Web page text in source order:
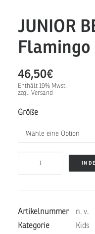
JUNIOR
Flamingo
46,50€
Enthält 19% Mwst.
zzgl. Versand
Größe
Flamingo
Menge
IN
Artikelnummer
n. v.
Kategorie
Kids